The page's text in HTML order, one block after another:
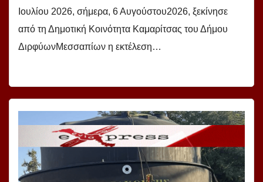
Ιουλίου 2026, σήμερα, 6 Αυγούστου2026, ξεκίνησε
από τη Δημοτική Κοινότητα Καμαρίτσας του Δήμου
ΔιρφύωνΜεσσαπίων η εκτέλεση…